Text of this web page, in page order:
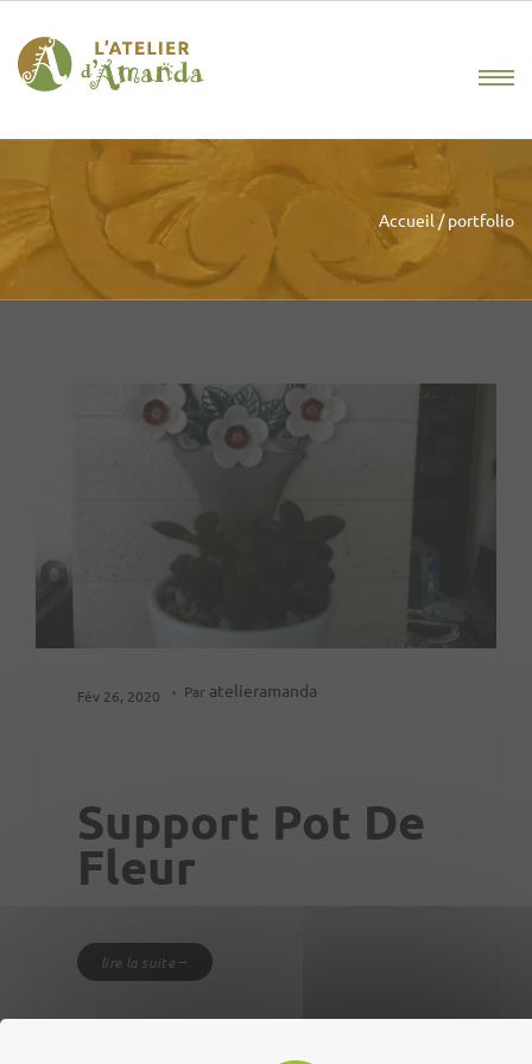
Accueil / portfolio
Fév 26, 2020 Par atelieramanda
Support Pot De
Fleur
lire la suite